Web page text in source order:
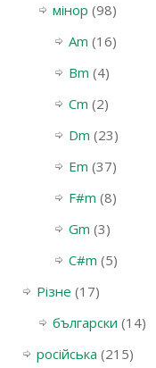
мінор (98)
Am (16)
Bm (4)
Cm (2)
Dm (23)
Em (37)
F#m (8)
Gm (3)
С#m (5)
Різне (17)
български (14)
російська (215)